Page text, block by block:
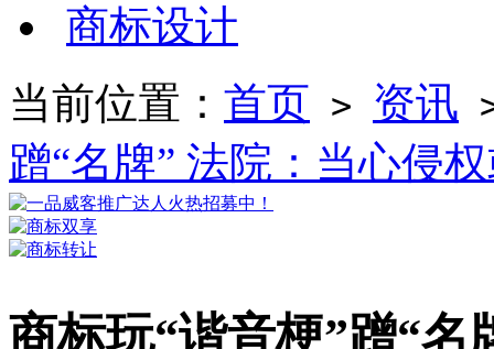
商标设计
当前位置： 首页 > 资讯
蹭“名牌” 法院：当心侵
商标玩“谐音梗”蹭“名